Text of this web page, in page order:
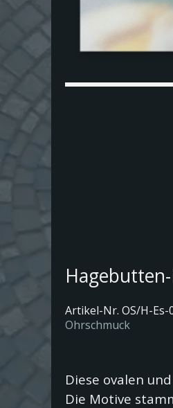
Artikel-Nr. OS/H-Es-
Ohrschmuck
Diese ovalen
Die Motive